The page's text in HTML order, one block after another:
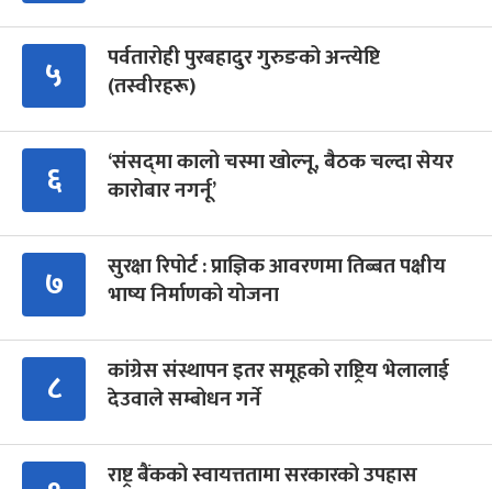
५
पर्वतारोही पुरबहादुर गुरुङको अन्त्येष्टि
(तस्वीरहरू)
६
‘संसद्‍मा कालो चस्मा खोल्नू, बैठक चल्दा सेयर
कारोबार नगर्नू’
७
सुरक्षा रिपोर्ट : प्राज्ञिक आवरणमा तिब्बत पक्षीय
भाष्य निर्माणको योजना
८
कांग्रेस संस्थापन इतर समूहको राष्ट्रिय भेलालाई
देउवाले सम्बोधन गर्ने
राष्ट्र बैंकको स्वायत्ततामा सरकारको उपहास